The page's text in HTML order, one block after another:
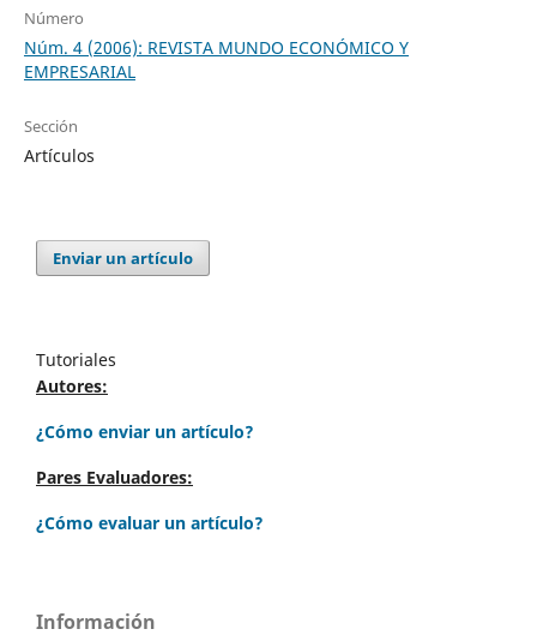
Número
Núm. 4 (2006): REVISTA MUNDO ECONÓMICO Y
EMPRESARIAL
Sección
Artículos
Enviar un artículo
Tutoriales
Autores:
¿Cómo enviar un artículo?
Pares Evaluadores:
¿Cómo evaluar un artículo?
Información